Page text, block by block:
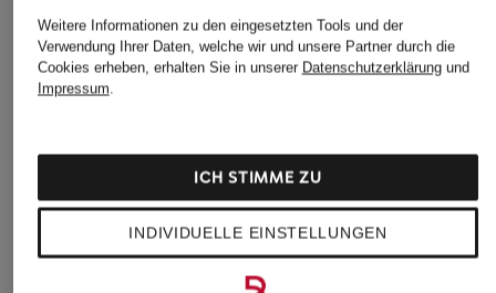
Weitere Informationen zu den eingesetzten Tools und der
Verwendung Ihrer Daten, welche wir und unsere Partner durch die
Cookies erheben, erhalten Sie in unserer Datenschutzerklärungund
Impressum.
INDIVIDUELLE EINSTELLUNGEN
ICH STIMME ZU